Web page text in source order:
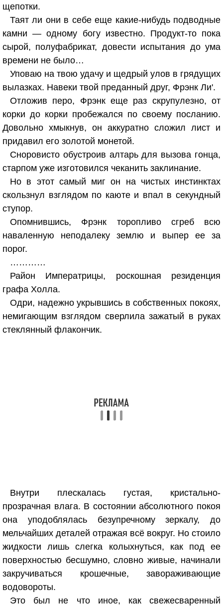
щепотки.
Таят ли они в себе еще какие-нибудь подводные
камни — одному богу известно. Продукт-то пока
сырой, полуфабрикат, довести испытания до ума
времени не было…
Уповаю на твою удачу и щедрый улов в грядущих
вылазках. Навеки твой преданный друг, Фрэнк Ли'.
Отложив перо, Фрэнк еще раз скрупулезно, от
корки до корки пробежался по своему посланию.
Довольно хмыкнув, он аккуратно сложил лист и
придавил его золотой монетой.
Сноровисто обустроив алтарь для вызова гонца,
старпом уже изготовился чеканить заклинание.
Но в этот самый миг он на чистых инстинктах
скользнул взглядом по каюте и впал в секундный
ступор.
Опомнившись, Фрэнк торопливо сгреб всю
наваленную неподалеку землю и выпер ее за
порог.
…………
Район Императрицы, роскошная резиденция
графа Холла.
Одри, надежно укрывшись в собственных покоях,
немигающим взглядом сверлила зажатый в руках
стеклянный флакончик.
Внутри плескалась густая, кристально-
прозрачная влага. В состоянии абсолютного покоя
она уподоблялась безупречному зеркалу, до
мельчайших деталей отражая всё вокруг. Но стоило
жидкости лишь слегка колыхнуться, как под ее
поверхностью бесшумно, словно живые, начинали
закручиваться крошечные, завораживающие
водовороты.
Это был не что иное, как свежесваренный